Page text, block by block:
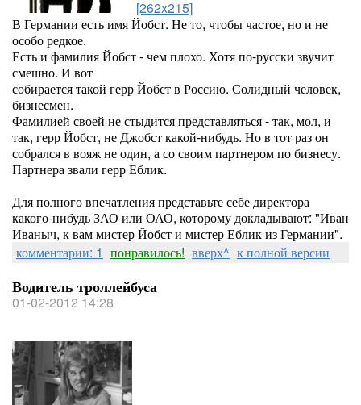
[262x215]
В Германии есть имя Йобст. Не то, чтобы частое, но и не
особо редкое.
Есть и фамилия Йобст - чем плохо. Хотя по-русски звучит
смешно. И вот
собирается такой герр Йобст в Россию. Солидный человек,
бизнесмен.
Фамилией своей не стыдится представляться - так, мол, и
так, герр Йобст, не Джобст какой-нибудь. Но в тот раз он
собрался в вояж не один, а со своим партнером по бизнесу.
Партнера звали герр Еблик.
Для полного впечатления представьте себе директора
какого-нибудь ЗАО или ОАО, которому докладывают: "Иван
Иваныч, к вам мистер Йобст и мистер Еблик из Германии".
комментарии: 1 понравилось! вверх^ к полной версии
Водитель троллейбуса
01-02-2012 14:28